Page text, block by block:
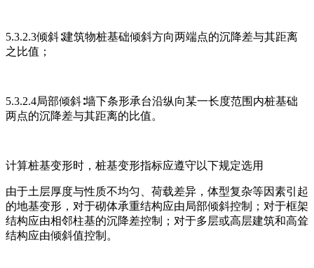
5.3.2.3倾斜∶建筑物桩基础倾斜方向两端点的沉降差与其距离
之比值；
5.3.2.4局部倾斜∶墙下条形承台沿纵向某一长度范围内桩基础
两点的沉降差与其距离的比值。
计算桩基变形时，桩基变形指标应遵守以下规定选用
由于土层厚度与性质不均匀、荷载差异，体型复杂等因素引起
的地基变形，对于砌体承重结构应由局部倾斜控制；对于框架
结构应由相邻柱基的沉降差控制；对于多层或高层建筑和高耸
结构应由倾斜值控制。